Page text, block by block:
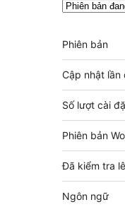
Meta
Phiên bản
Cập nhật lần
Số lượt cài
Phiên bản
Đã kiểm tra
Ngôn ngữ